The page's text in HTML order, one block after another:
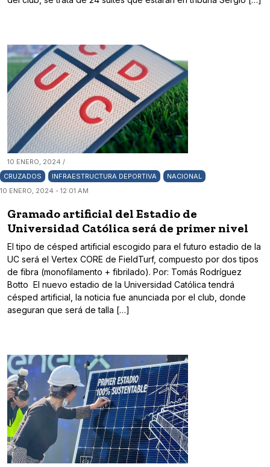
10 ENERO, 2024 /
CRUZADOS
INFRAESTRUCTURA DEPORTIVA
NACIONAL
10 ENERO, 2024 - 12:01 AM
Gramado artificial del Estadio de
Universidad Católica será de primer nivel
El tipo de césped artificial escogido para el futuro estadio de la
UC será el Vertex CORE de FieldTurf, compuesto por dos tipos
de fibra (monofilamento + fibrilado). Por: Tomás Rodríguez
Botto El nuevo estadio de la Universidad Católica tendrá
césped artificial, la noticia fue anunciada por el club, donde
aseguran que será de talla […]